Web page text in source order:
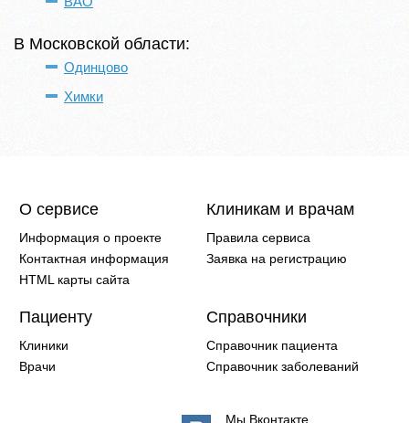
В Московской области:
Одинцово
Химки
О сервисе
Информация о проекте
Контактная информация
HTML карты сайта
Клиникам и врачам
Правила сервиса
Заявка на регистрацию
Пациенту
Клиники
Врачи
Справочники
Справочник пациента
Справочник заболеваний
Мы Вконтакте